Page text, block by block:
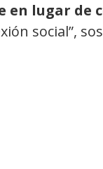
lugar de
social”,